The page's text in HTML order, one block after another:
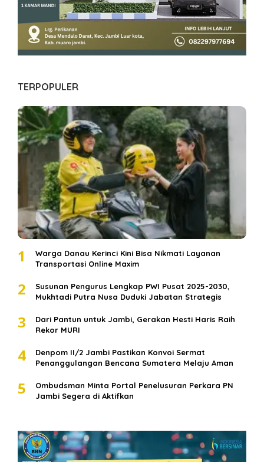
TERPOPULER
1
Warga Danau Kerinci Kini Bisa Nikmati Layanan
Transportasi Online Maxim
2
Susunan Pengurus Lengkap PWI Pusat 2025-2030,
Mukhtadi Putra Nusa Duduki Jabatan Strategis
3
Dari Pantun untuk Jambi, Gerakan Hesti Haris Raih
Rekor MURI
4
Denpom II/2 Jambi Pastikan Konvoi Sermat
Penanggulangan Bencana Sumatera Melaju Aman
5
Ombudsman Minta Portal Penelusuran Perkara PN
Jambi Segera di Aktifkan